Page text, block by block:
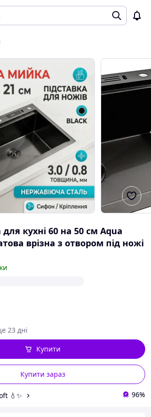
кухні 60 на 50 см Aqua
врізна з отвором під ножі
23 дні
Купити зараз
Купити
💧✨ 96%